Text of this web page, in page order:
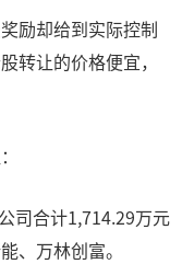
励却给到实际控制
转让的价格便宜，
司合计1,714.29万元
、万林创富。